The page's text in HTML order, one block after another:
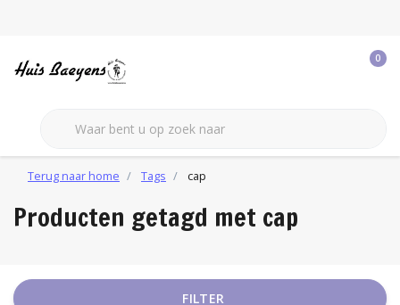
0
Terug naar home Tags cap
Producten getagd met cap
FILTER